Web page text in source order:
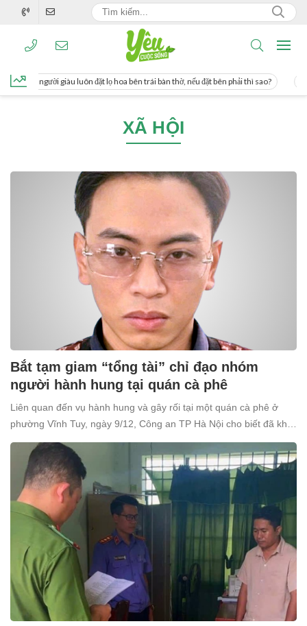
người giàu luôn đặt lọ hoa bên trái bàn thờ, nếu đặt bên phải thì sao?
XÃ HỘI
Bắt tạm giam “tổng tài” chỉ đạo nhóm
người hành hung tại quán cà phê
Liên quan đến vụ hành hung và gây rối tại một quán cà phê ở
phường Vĩnh Tuy, ngày 9/12, Công an TP Hà Nội cho biết đã khởi
tố và bắt tạm giam Nguyễn Văn Thiên (SN 1998, trú tại xã Ô
Diên, Hà Nội) để điều tra về tội “Gây rối trật tự công cộng”.